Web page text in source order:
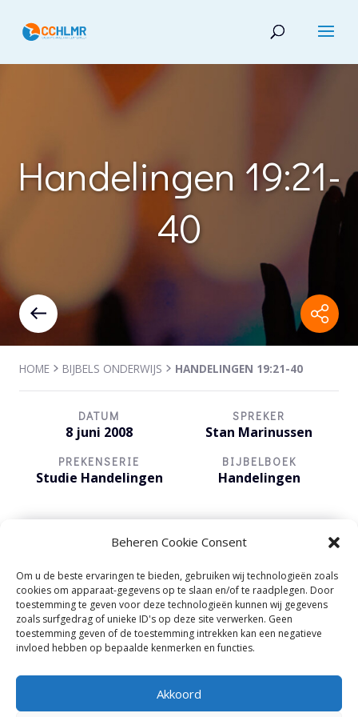
Beheren Cookie Consent
Om u de beste ervaringen te bieden, gebruiken wij technologieën zoals
cookies om apparaat-gegevens op te slaan en/of te raadplegen. Door
toestemming te geven voor deze technologieën kunnen wij gegevens
zoals surfgedrag of unieke ID's op deze site verwerken. Geen
toestemming geven of de toestemming intrekken kan een negatieve
invloed hebben op bepaalde kenmerken en functies.
Akkoord
Handelingen 19:21-
40
HOME BIJBELS ONDERWIJS HANDELINGEN 19:21-40
DATUM
8 juni 2008
SPREKER
Stan Marinussen
PREKENSERIE
Studie Handelingen
BIJBELBOEK
Handelingen
Audiospeler
00:00 00:00